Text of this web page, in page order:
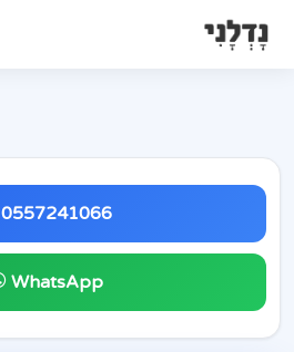
0557241066
WhatsApp